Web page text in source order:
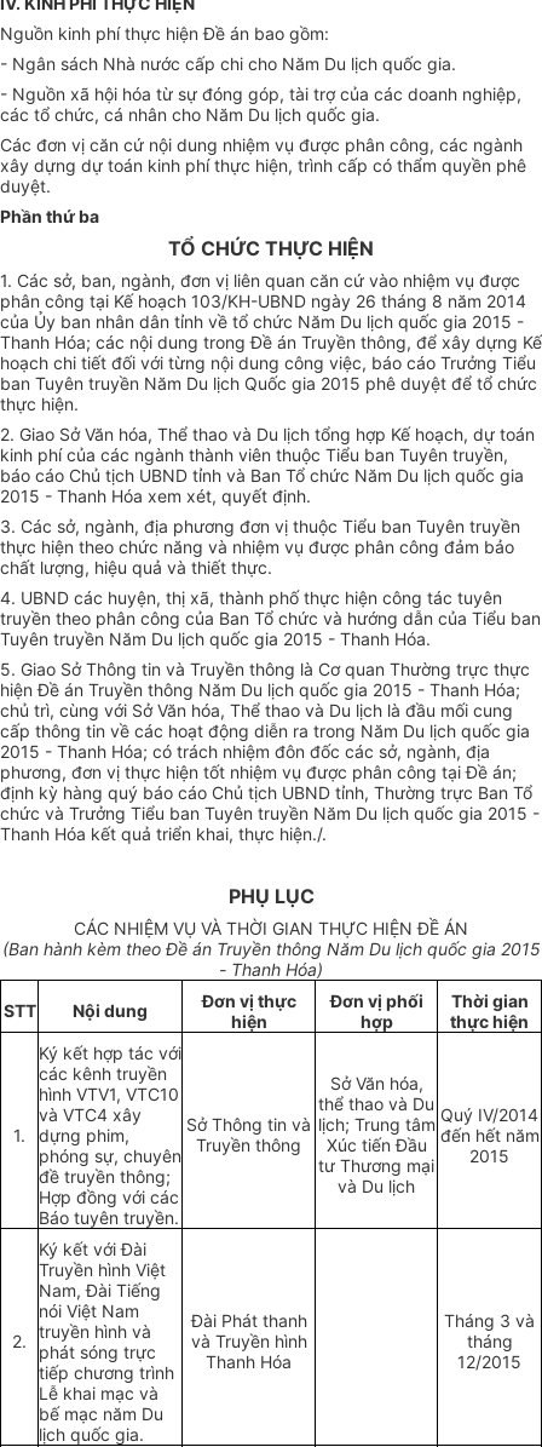
Nguồn kinh phí thực hiện Đề án bao gồm:
- Ngân sách Nhà nước cấp chi cho Năm Du lịch quốc gia.
- Nguồn xã hội hóa từ sự đóng góp, tài trợ của các doanh nghiệp,
các tổ chức, cá nhân cho Năm Du lịch quốc gia.
Các đơn vị căn cứ nội dung nhiệm vụ được phân công, các ngành
xây dựng dự toán kinh phí thực hiện, trình cấp có thẩm quyền phê
duyệt.
Phần thứ ba
TỔ CHỨC THỰC HIỆN
1. Các sở, ban, ngành, đơn vị liên quan căn cứ vào nhiệm vụ được
phân công tại Kế hoạch 103/KH-UBND ngày 26 tháng 8 năm 2014
của Ủy ban nhân dân tỉnh về tổ chức Năm Du lịch quốc gia 2015 -
Thanh Hóa; các nội dung trong Đề án Truyền thông, để xây dựng Kế
hoạch chi tiết đối với từng nội dung công việc, báo cáo Trưởng Tiểu
ban Tuyên truyền Năm Du lịch Quốc gia 2015 phê duyệt để tổ chức
thực hiện.
2. Giao Sở Văn hóa, Thể thao và Du lịch tổng hợp Kế hoạch, dự toán
kinh phí của các ngành thành viên thuộc Tiểu ban Tuyên truyền,
báo cáo Chủ tịch UBND tỉnh và Ban Tổ chức Năm Du lịch quốc gia
2015 - Thanh Hóa xem xét, quyết định.
3. Các sở, ngành, địa phương đơn vị thuộc Tiểu ban Tuyên truyền
thực hiện theo chức năng và nhiệm vụ được phân công đảm bảo
chất lượng, hiệu quả và thiết thực.
4. UBND các huyện, thị xã, thành phố thực hiện công tác tuyên
truyền theo phân công của Ban Tổ chức và hướng dẫn của Tiểu ban
Tuyên truyền Năm Du lịch quốc gia 2015 - Thanh Hóa.
5. Giao Sở Thông tin và Truyền thông là Cơ quan Thường trực thực
hiện Đề án Truyền thông Năm Du lịch quốc gia 2015 - Thanh Hóa;
chủ trì, cùng với Sở Văn hóa, Thể thao và Du lịch là đầu mối cung
cấp thông tin về các hoạt động diễn ra trong Năm Du lịch quốc gia
2015 - Thanh Hóa; có trách nhiệm đôn đốc các sở, ngành, địa
phương, đơn vị thực hiện tốt nhiệm vụ được phân công tại Đề án;
định kỳ hàng quý báo cáo Chủ tịch UBND tỉnh, Thường trực Ban Tổ
chức và Trưởng Tiểu ban Tuyên truyền Năm Du lịch quốc gia 2015 -
Thanh Hóa kết quả triển khai, thực hiện./.
PHỤ LỤC
CÁC NHIỆM VỤ VÀ THỜI GIAN THỰC HIỆN ĐỀ ÁN
(Ban hành kèm theo Đề án Truyền thông Năm Du lịch quốc gia 2015
- Thanh Hóa)
STT
Nội dung
Đơn vị thực
hiện
Đơn vị phối
hợp
Thời gian
thực hiện
1.
Ký kết hợp tác với
các kênh truyền
hình VTV1, VTC10
và VTC4 xây
dựng phim,
phóng sự, chuyên
đề truyền thông;
Hợp đồng với các
Báo tuyên truyền.
Sở Thông tin và
Truyền thông
Sở Văn hóa,
thể thao và Du
lịch; Trung tâm
Xúc tiến Đầu
tư Thương mại
và Du lịch
Quý IV/2014
đến hết năm
2015
2.
Ký kết với Đài
Truyền hình Việt
Nam, Đài Tiếng
nói Việt Nam
truyền hình và
phát sóng trực
tiếp chương trình
Lễ khai mạc và
bế mạc năm Du
lịch quốc gia.
Đài Phát thanh
và Truyền hình
Thanh Hóa
Tháng 3 và
tháng
12/2015